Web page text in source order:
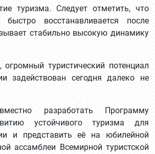
туризма. Следует отметить, что
восстанавливается после
стабильно высокую динамику
туристический потенциал
задействован сегодня далеко не
разработать Программу
устойчивого туризма для
и представить её на юбилейной
ассамблеи Всемирной туристской